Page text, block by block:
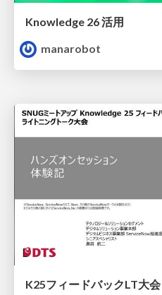
Knowledge 26 活用
manarobot